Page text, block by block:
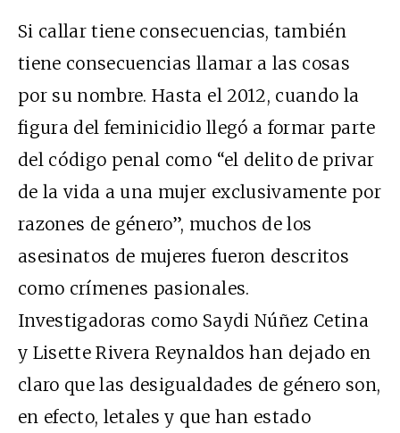
Si callar tiene consecuencias, también
tiene consecuencias llamar a las cosas
por su nombre. Hasta el 2012, cuando la
figura del feminicidio llegó a formar parte
del código penal como “el delito de privar
de la vida a una mujer exclusivamente por
razones de género”, muchos de los
asesinatos de mujeres fueron descritos
como crímenes pasionales.
Investigadoras como Saydi Núñez Cetina
y Lisette Rivera Reynaldos han dejado en
claro que las desigualdades de género son,
en efecto, letales y que han estado